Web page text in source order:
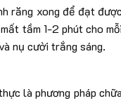
răng xong để đạt được
tầm 1-2 phút cho mỗi
nụ cười trắng sáng.
là phương pháp chữa